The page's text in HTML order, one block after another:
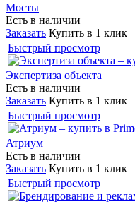
Мосты
Есть в наличии
Заказать Купить в 1 клик
Быстрый просмотр
Экспертиза объекта
Есть в наличии
Заказать Купить в 1 клик
Быстрый просмотр
Атриум
Есть в наличии
Заказать Купить в 1 клик
Быстрый просмотр